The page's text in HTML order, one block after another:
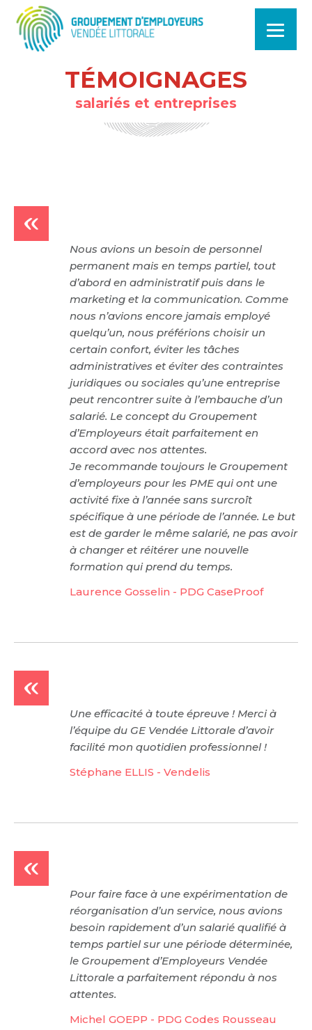
TÉMOIGNAGES
salariés et entreprises
Nous avions un besoin de personnel
permanent mais en temps partiel, tout
d’abord en administratif puis dans le
marketing et la communication. Comme
nous n’avions encore jamais employé
quelqu’un, nous préférions choisir un
certain confort, éviter les tâches
administratives et éviter des contraintes
juridiques ou sociales qu’une entreprise
peut rencontrer suite à l’embauche d’un
salarié. Le concept du Groupement
d’Employeurs était parfaitement en
accord avec nos attentes.
Je recommande toujours le Groupement
d’employeurs pour les PME qui ont une
activité fixe à l’année sans surcroît
spécifique à une période de l’année. Le but
est de garder le même salarié, ne pas avoir
à changer et réitérer une nouvelle
formation qui prend du temps.
Laurence Gosselin - PDG CaseProof
Une efficacité à toute épreuve ! Merci à
l’équipe du GE Vendée Littorale d’avoir
facilité mon quotidien professionnel !
Stéphane ELLIS - Vendelis
Pour faire face à une expérimentation de
réorganisation d’un service, nous avions
besoin rapidement d’un salarié qualifié à
temps partiel sur une période déterminée,
le Groupement d’Employeurs Vendée
Littorale a parfaitement répondu à nos
attentes.
Michel GOEPP - PDG Codes Rousseau